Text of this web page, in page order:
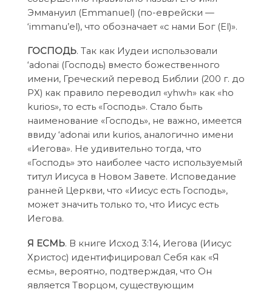
Эммануил (Emmanuel) (по-еврейски —
‘immanu’el), что обозначает «с нами Бог (El)».
ГОСПОДЬ. Так как Иудеи использовали
‘adonai (Господь) вместо божественного
имени, Греческий перевод Библии (200 г. до
РХ) как правило переводил «yhwh» как «ho
kurios», то есть «Господь». Стало быть
наименование «Господь», не важно, имеется
ввиду ‘adonai или kurios, аналогично имени
«Иегова». Не удивительно тогда, что
«Господь» это наиболее часто используемый
титул Иисуса в Новом Завете. Исповедание
ранней Церкви, что «Иисус есть Господь»,
может значить только то, что Иисус есть
Иегова.
Я ЕСМЬ. В книге Исход 3:14, Иегова (Иисус
Христос) идентифицировал Себя как «Я
есмь», вероятно, подтверждая, что Он
является Творцом, существующим